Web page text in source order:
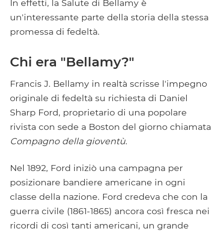
In effetti, la Salute di Bellamy è
un'interessante parte della storia della stessa
promessa di fedeltà.
Chi era "Bellamy?"
Francis J. Bellamy in realtà scrisse l'impegno
originale di fedeltà su richiesta di Daniel
Sharp Ford, proprietario di una popolare
rivista con sede a Boston del giorno chiamata
Compagno della gioventù.
Nel 1892, Ford iniziò una campagna per
posizionare bandiere americane in ogni
classe della nazione. Ford credeva che con la
guerra civile (1861-1865) ancora così fresca nei
ricordi di così tanti americani, un grande